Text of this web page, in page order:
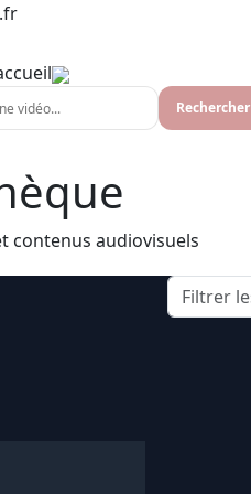
Rechercher
contenus audiovisuels